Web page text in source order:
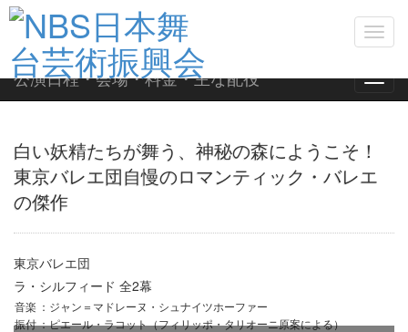
公演日程・会場・料金・主な配役
公演日程・会場・料金・主な配役
白い妖精たちが舞う、神秘の森にようこそ！
東京バレエ団自慢のロマンティック・バレエ
の傑作
東京バレエ団
ラ・シルフィード 全2幕
音楽 ：ジャン＝マドレーヌ・シュナイツホーファー
振付：ピエール・ラコット（フィリッポ・タリオーニ原案による）